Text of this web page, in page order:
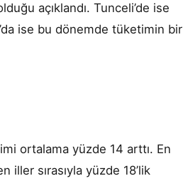
açıklandı. Tunceli’de ise
ise bu dönemde tüketimin bir
ortalama yüzde 14 arttı. En
iller sırasıyla yüzde 18’lik